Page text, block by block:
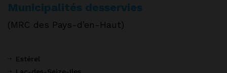
Municipalités desservies
(MRC des Pays-d’en-Haut)
Estérel
Lac-des-Seize-Iles